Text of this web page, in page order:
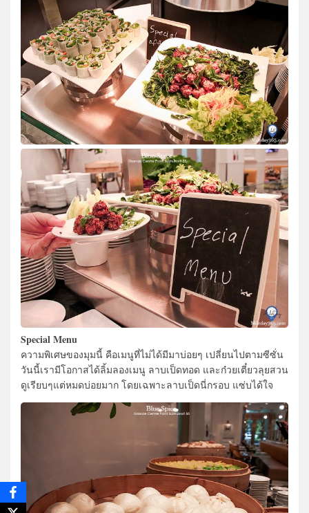
Special Menu
ความพิเศษของมุมนี้ คือเมนูที่ไม่ได้มีมาบ่อยๆ เปลี่ยนไปตามซีซั่น
วันนี้เรามีโอกาสได้ลิ้มลองเมนู ลาบเป็ดทอด และก๋วยเตี๋ยวลุยสวน
ดูเรียบๆแต่หมดบ่อยมาก โดยเฉพาะลาบเป็ดนี่กรอบ แซ่บได้ใจ